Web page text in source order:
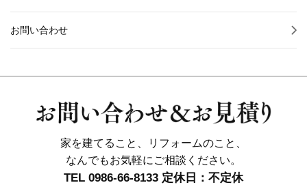
お問い合わせ
家を建てること、リフォームのこと、
なんでもお気軽にご相談ください。
TEL 0986-66-8133 定休日：不定休